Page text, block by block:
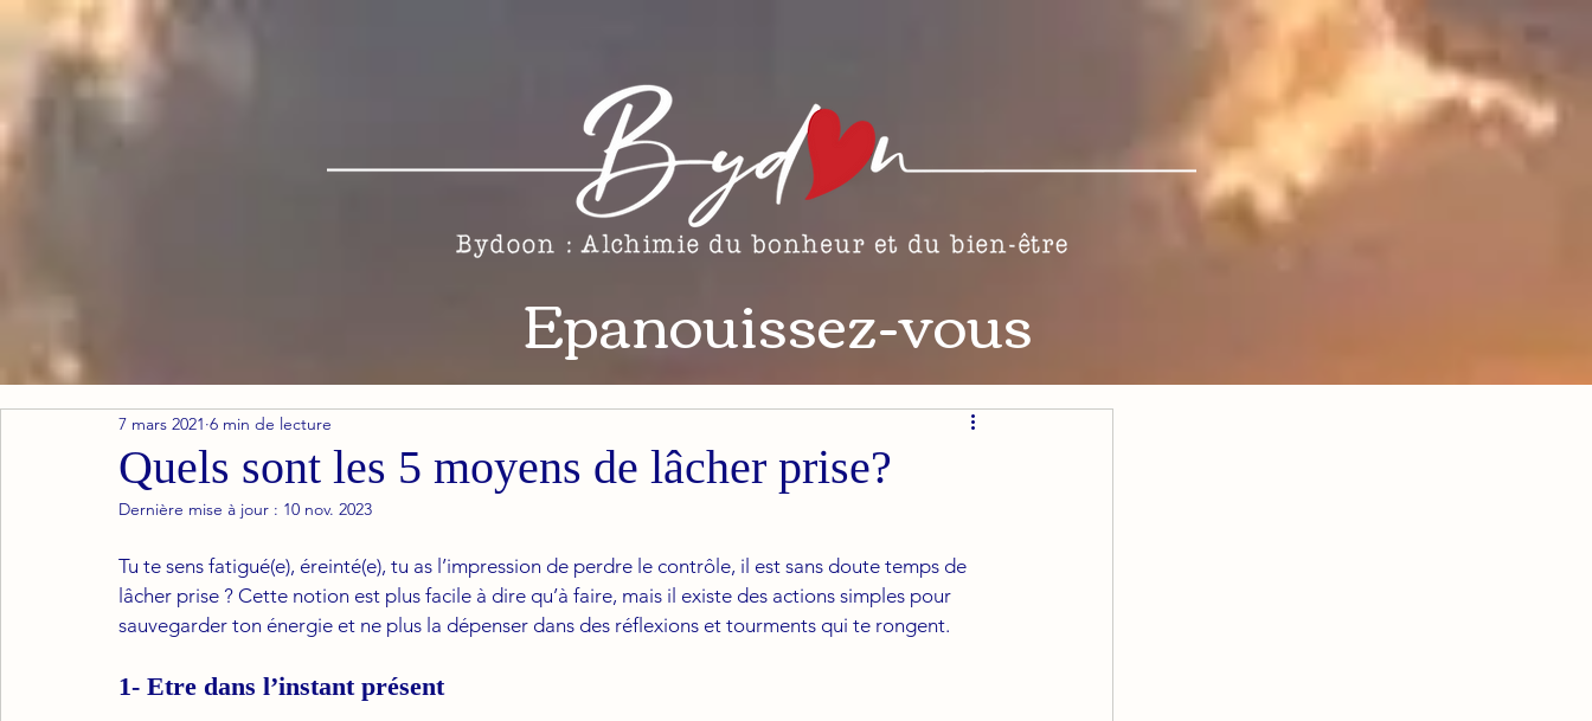
Epanouissez-vous
Quels sont les 5 moyens de lâcher prise?
7 mars 2021 6 min de lecture
Dernière mise à jour : 10 nov. 2023
Tu te sens fatigué(e), éreinté(e), tu as l’impression de perdre le contrôle, il est sans doute temps de
lâcher prise ? Cette notion est plus facile à dire qu’à faire, mais il existe des actions simples pour
sauvegarder ton énergie et ne plus la dépenser dans des réflexions et tourments qui te rongent.
1- Etre dans l’instant présent